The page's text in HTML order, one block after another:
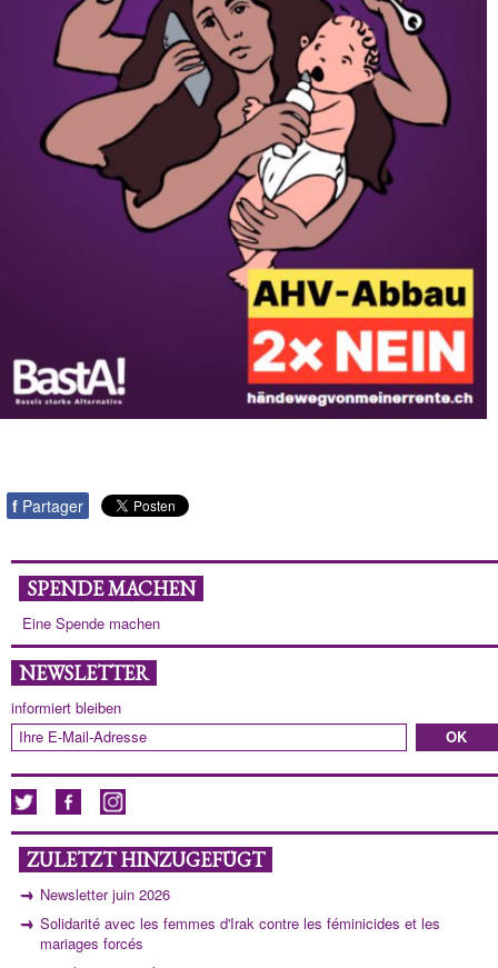
f Partager
SPENDE MACHEN
Eine Spende machen
NEWSLETTER
informiert bleiben
ZULETZT HINZUGEFÜGT
Newsletter juin 2026
Solidarité avec les femmes d'Irak contre les féminicides et les
mariages forcés